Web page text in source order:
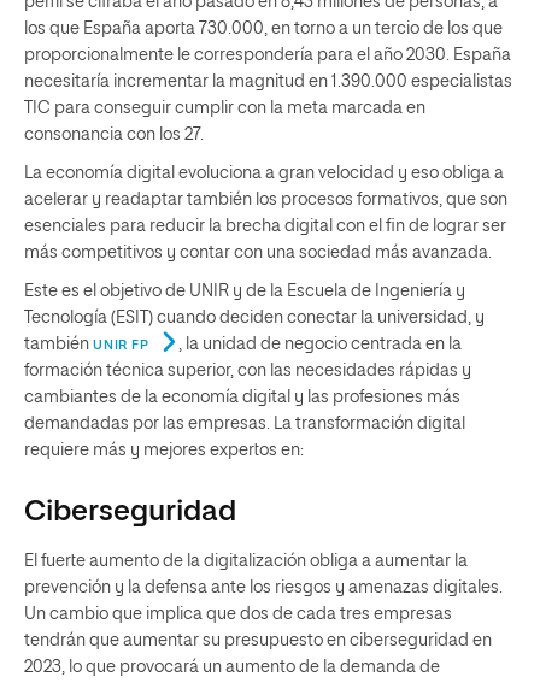
los que España aporta 730.000, en torno a un tercio de los que
proporcionalmente le correspondería para el año 2030. España
necesitaría incrementar la magnitud en 1.390.000 especialistas
TIC para conseguir cumplir con la meta marcada en
consonancia con los 27.
La economía digital evoluciona a gran velocidad y eso obliga a
acelerar y readaptar también los procesos formativos, que son
esenciales para reducir la brecha digital con el fin de lograr ser
más competitivos y contar con una sociedad más avanzada.
Este es el objetivo de UNIR y de la Escuela de Ingeniería y
Tecnología (ESIT) cuando deciden conectar la universidad, y
también UNIR FP
, la unidad de negocio centrada en la
formación técnica superior, con las necesidades rápidas y
cambiantes de la economía digital y las profesiones más
demandadas por las empresas. La transformación digital
requiere más y mejores expertos en:
Ciberseguridad
El fuerte aumento de la digitalización obliga a aumentar la
prevención y la defensa ante los riesgos y amenazas digitales.
Un cambio que implica que dos de cada tres empresas
tendrán que aumentar su presupuesto en ciberseguridad en
2023, lo que provocará un aumento de la demanda de